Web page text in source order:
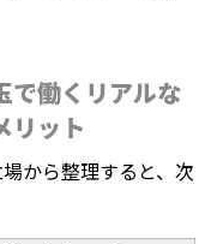
で働くリアルな
リット
から整理すると、次